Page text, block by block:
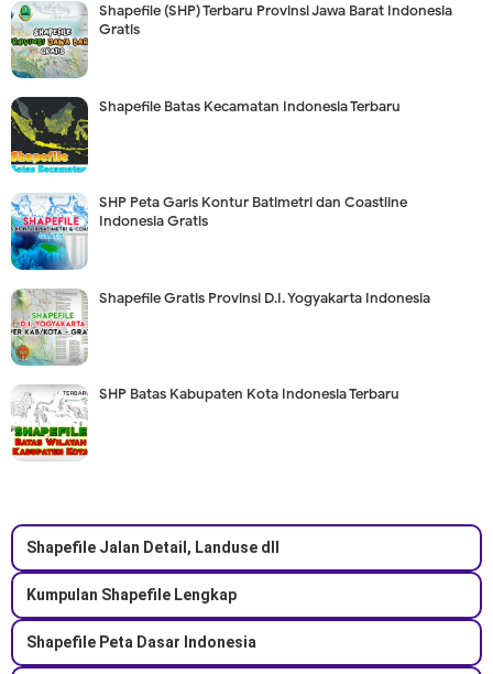
Shapefile (SHP) Terbaru Provinsi Jawa Barat Indonesia
Gratis
Shapefile Batas Kecamatan Indonesia Terbaru
SHP Peta Garis Kontur Batimetri dan Coastline
Indonesia Gratis
Shapefile Gratis Provinsi D.I. Yogyakarta Indonesia
SHP Batas Kabupaten Kota Indonesia Terbaru
Shapefile Jalan Detail, Landuse dll
Kumpulan Shapefile Lengkap
Shapefile Peta Dasar Indonesia